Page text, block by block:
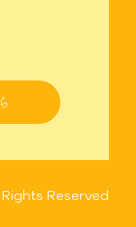
Reserved